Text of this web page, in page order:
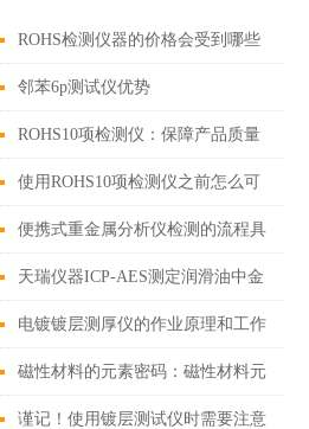
ROHS检测仪器的价格会受到哪些
因素的影响
邻苯6p测试仪优势
ROHS10项检测仪：保障产品质量
和环境安全的利器
使用ROHS10项检测仪之前怎么可
以不了解这些！
便携式重金属分析仪检测的流程具
体如下
天瑞仪器ICP-AES测定润滑油中金
属元素
电镀镀层测厚仪的作业原理和工作
条件
磁性材料的元素密码：磁性材料元
素成分分析仪技术解析与应用实践
谨记！使用镀层测试仪时需要注意